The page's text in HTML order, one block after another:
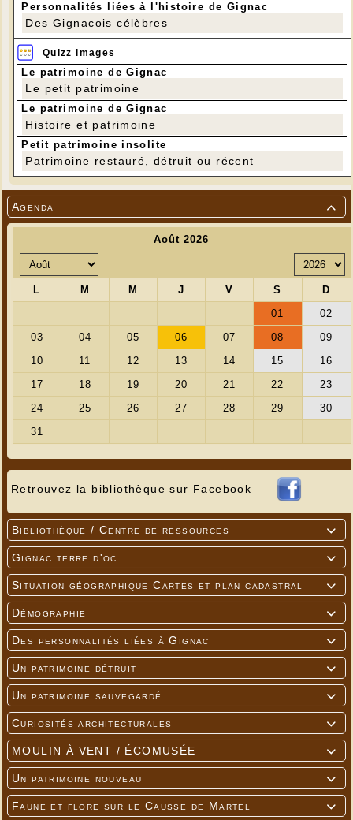

Agenda
Retrouvez la bibliothèque sur Facebook

Bibliothèque / Centre de ressources

Gignac terre d'oc

Situation géographique Cartes et plan cadastral

Démographie

Des personnalités liées à Gignac

Un patrimoine détruit

Un patrimoine sauvegardé

Curiosités architecturales

MOULIN À VENT / ÉCOMUSÉE

Un patrimoine nouveau

Faune et flore sur le Causse de Martel
Personnalités liées à l'histoire de Gignac
Des Gignacois célèbres
Quizz images
Le patrimoine de Gignac
Le petit patrimoine
Le patrimoine de Gignac
Histoire et patrimoine
Petit patrimoine insolite
Patrimoine restauré, détruit ou récent